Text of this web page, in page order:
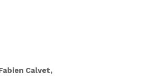
Calvet,